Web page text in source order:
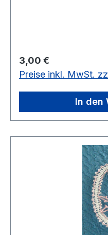
Regulärer Preis:
3,00 €
Preise inkl. MwSt.
In den